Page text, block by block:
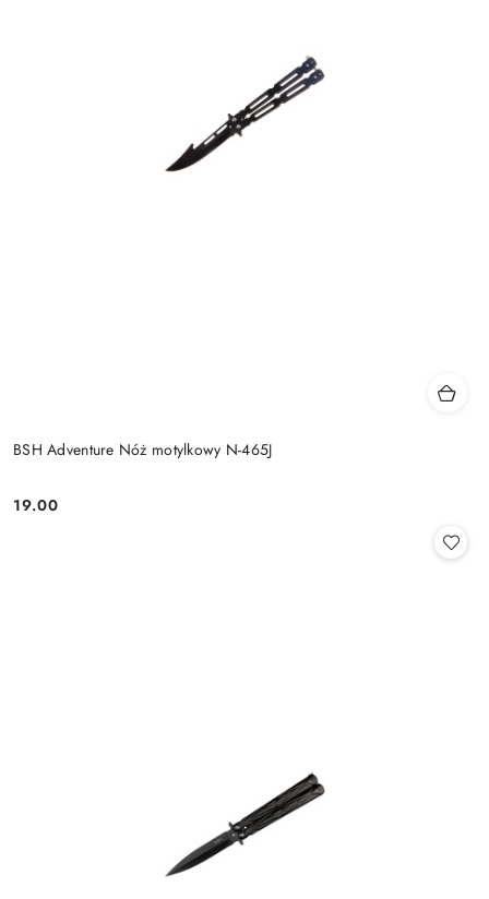
BSH Adventure Nóż motylkowy N-465J
Cena:
19.00